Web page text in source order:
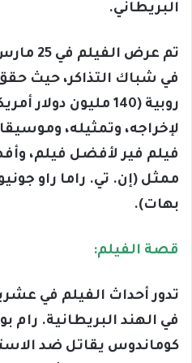
البريطاني.
روبية (140 مليون
لإخراجه، وتمثيله،
فيلم فير لأفضل فيلم،
ممثل (إن. تي. راما راو
بهات).
قصة الفيلم:
تدور أحداث الفيلم في
في الهند البريطانية. رام
كوماندوس يقاتل ضد